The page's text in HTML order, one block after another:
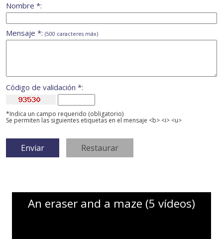
Nombre *:
Mensaje *: (500 caracteres máx)
Código de validación *:
*Indica un campo requerido (obligatorio)
Se permiten las siguientes etiquetas en el mensaje <b> <i> <u>
An eraser and a maze (5 vídeos)